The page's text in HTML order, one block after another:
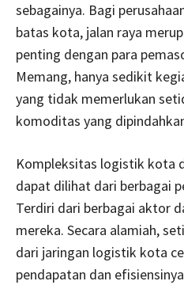
sebagainya. Bagi
batas kota, jalan raya
penting dengan para
Memang, hanya sedikit
yang tidak memerlukan
komoditas yang
Kompleksitas logistik kota
dapat dilihat dari berbagai
Terdiri dari berbagai aktor
mereka. Secara alamiah,
dari jaringan logistik kota
pendapatan dan